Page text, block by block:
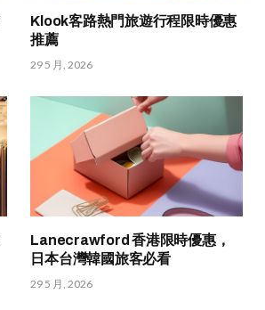
Klook客路熱門旅遊行程限時優惠
推薦
29 5 月, 2026
Lanecrawford 香港限時優惠，
日本台灣韓國旅客必看
29 5 月, 2026